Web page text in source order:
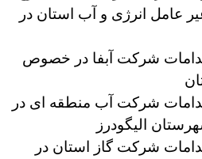
عامل انرژی و آب استان در
شرکت آبفا در خصوص
شرکت آب منطقه ای در
الیگودرز
شرکت گاز استان در